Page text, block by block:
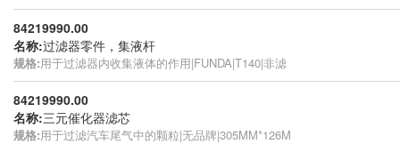
84219990.00
名称:过滤器零件，集液杆
规格:用于过滤器内收集液体的作用|FUNDA|T140|非滤
84219990.00
名称:三元催化器滤芯
规格:用于过滤汽车尾气中的颗粒|无品牌|305MM*126M